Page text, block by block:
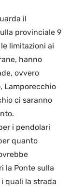
il
provinciale 9
limitazioni ai
hanno
ovvero
Lamporecchio
ci saranno
i pendolari
quanto
la Ponte sulla
quali la strada